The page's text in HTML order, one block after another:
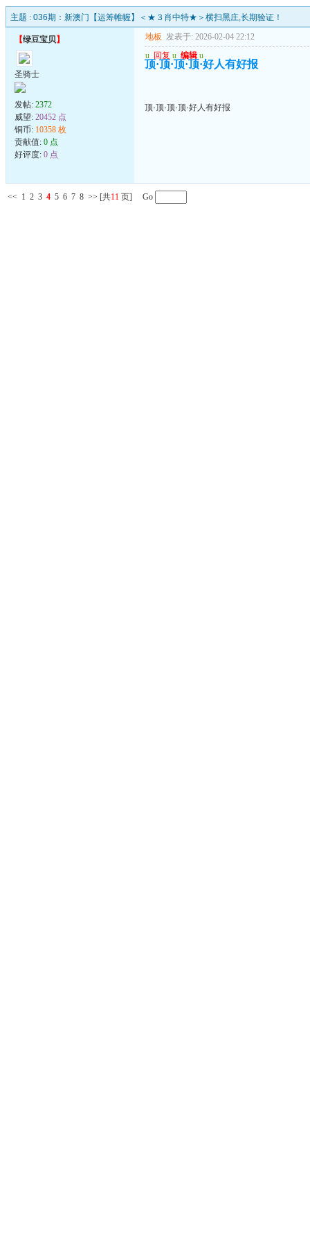
主题 : 036期：新澳门【运筹帷幄】＜★３肖中特★＞横扫黑庄,长期验证！
【绿豆宝贝】
圣骑士
发帖: 2372
威望: 20452 点
铜币: 10358 枚
贡献值: 0 点
好评度: 0 点
地板 发表于: 2026-02-04 22:12
u 回复 u 编辑 u
顶·顶·顶·顶·好人有好报
顶·顶·顶·顶·好人有好报
<< 1 2 3 4 5 6 7 8 >> [共11 页] Go